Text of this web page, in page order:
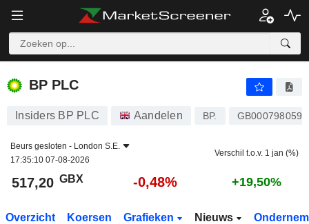
BP PLC
BP PLC
Insiders BP PLC Aandelen BP. GB0007980591
Beurs gesloten - London S.E.
17:35:10 07-08-2026
Verschil t.o.v. 1 jan (%)
517,20 GBX -0,48% +19,50%
Overzicht Koersen Grafieken Nieuws